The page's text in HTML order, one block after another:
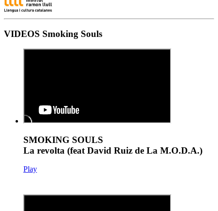
VIDEOS Smoking Souls
SMOKING SOULS
La revolta (feat David Ruiz de La M.O.D.A.)
Play